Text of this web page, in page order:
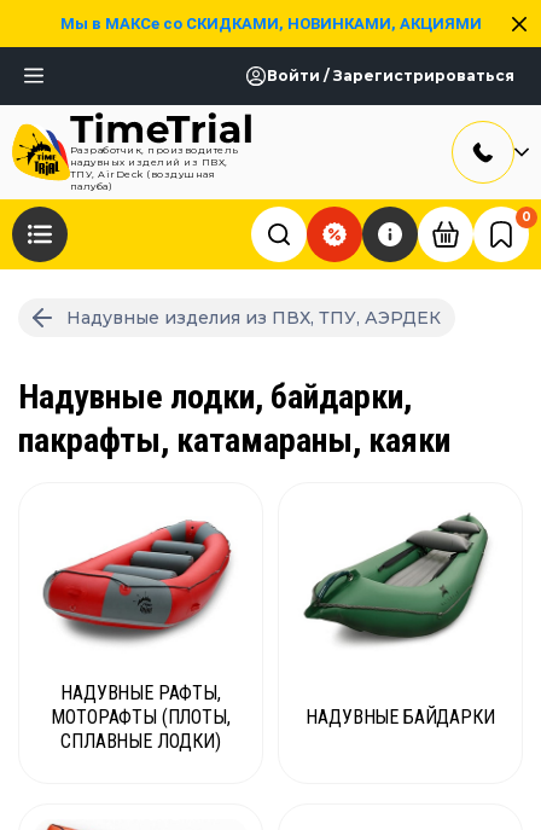
Мы в МАКСе со СКИДКАМИ, НОВИНКАМИ, АКЦИЯМИ
Войти / Зарегистрироваться
Разработчик, производитель
надувных изделий из ПВХ,
ТПУ, AirDeck (воздушная
палуба)
0
Надувные изделия из ПВХ, ТПУ, АЭРДЕК
Надувные лодки, байдарки,
пакрафты, катамараны, каяки
НАДУВНЫЕ РАФТЫ,
МОТОРАФТЫ (ПЛОТЫ,
СПЛАВНЫЕ ЛОДКИ)
НАДУВНЫЕ БАЙДАРКИ